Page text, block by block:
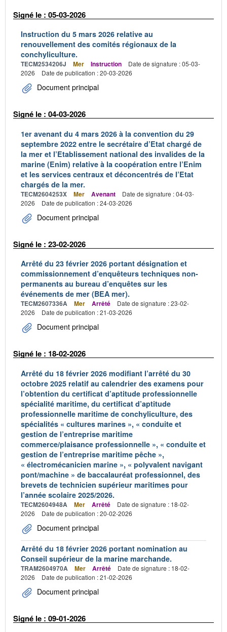
Signé le : 05-03-2026
Instruction du 5 mars 2026 relative au
renouvellement des comités régionaux de la
conchyliculture.
TECM2534206J Mer Instruction
Date de signature : 05-03-
2026
Date de publication : 20-03-2026
Document principal
Signé le : 04-03-2026
1er avenant du 4 mars 2026 à la convention du 29
septembre 2022 entre le secrétaire d’Etat chargé de
la mer et l’Etablissement national des invalides de la
marine (Enim) relative à la coopération entre l’Enim
et les services centraux et déconcentrés de l’Etat
chargés de la mer.
TECM2604253X Mer Avenant
Date de signature : 04-03-
2026
Date de publication : 24-03-2026
Document principal
Signé le : 23-02-2026
Arrêté du 23 février 2026 portant désignation et
commissionnement d’enquêteurs techniques non-
permanents au bureau d’enquêtes sur les
événements de mer (BEA mer).
TECM2607336A Mer Arrêté
Date de signature : 23-02-
2026
Date de publication : 21-03-2026
Document principal
Signé le : 18-02-2026
Arrêté du 18 février 2026 modifiant l’arrêté du 30
octobre 2025 relatif au calendrier des examens pour
l’obtention du certificat d’aptitude professionnelle
spécialité maritime, du certificat d’aptitude
professionnelle maritime de conchyliculture, des
spécialités « cultures marines », « conduite et
gestion de l’entreprise maritime
commerce/plaisance professionnelle », « conduite et
gestion de l’entreprise maritime pêche »,
« électromécanicien marine », « polyvalent navigant
pont/machine » de baccalauréat professionnel, des
brevets de technicien supérieur maritimes pour
l’année scolaire 2025/2026.
TECM2604948A Mer Arrêté
Date de signature : 18-02-
2026
Date de publication : 20-02-2026
Document principal
Arrêté du 18 février 2026 portant nomination au
Conseil supérieur de la marine marchande.
TRAM2604970A Mer Arrêté
Date de signature : 18-02-
2026
Date de publication : 21-02-2026
Document principal
Signé le : 09-01-2026